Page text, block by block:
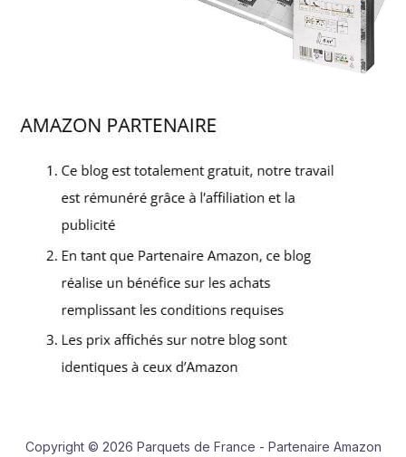
Copyright © 2026 Parquets de France - Partenaire Amazon